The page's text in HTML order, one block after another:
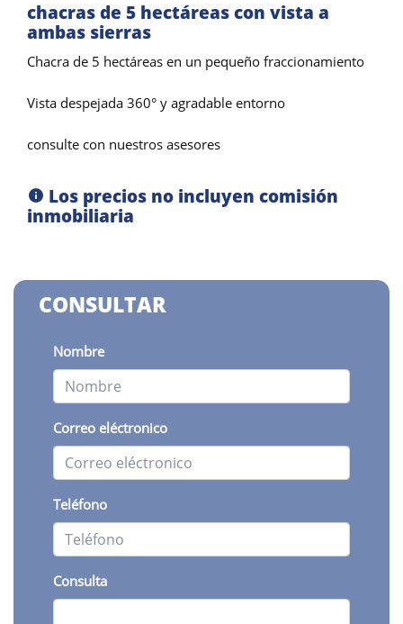
chacras de 5 hectáreas con vista a
ambas sierras
Chacra de 5 hectáreas en un pequeño fraccionamiento
Vista despejada 360° y agradable entorno
consulte con nuestros asesores
Los precios no incluyen comisión
inmobiliaria
CONSULTAR
Nombre
Correo eléctronico
Teléfono
Consulta